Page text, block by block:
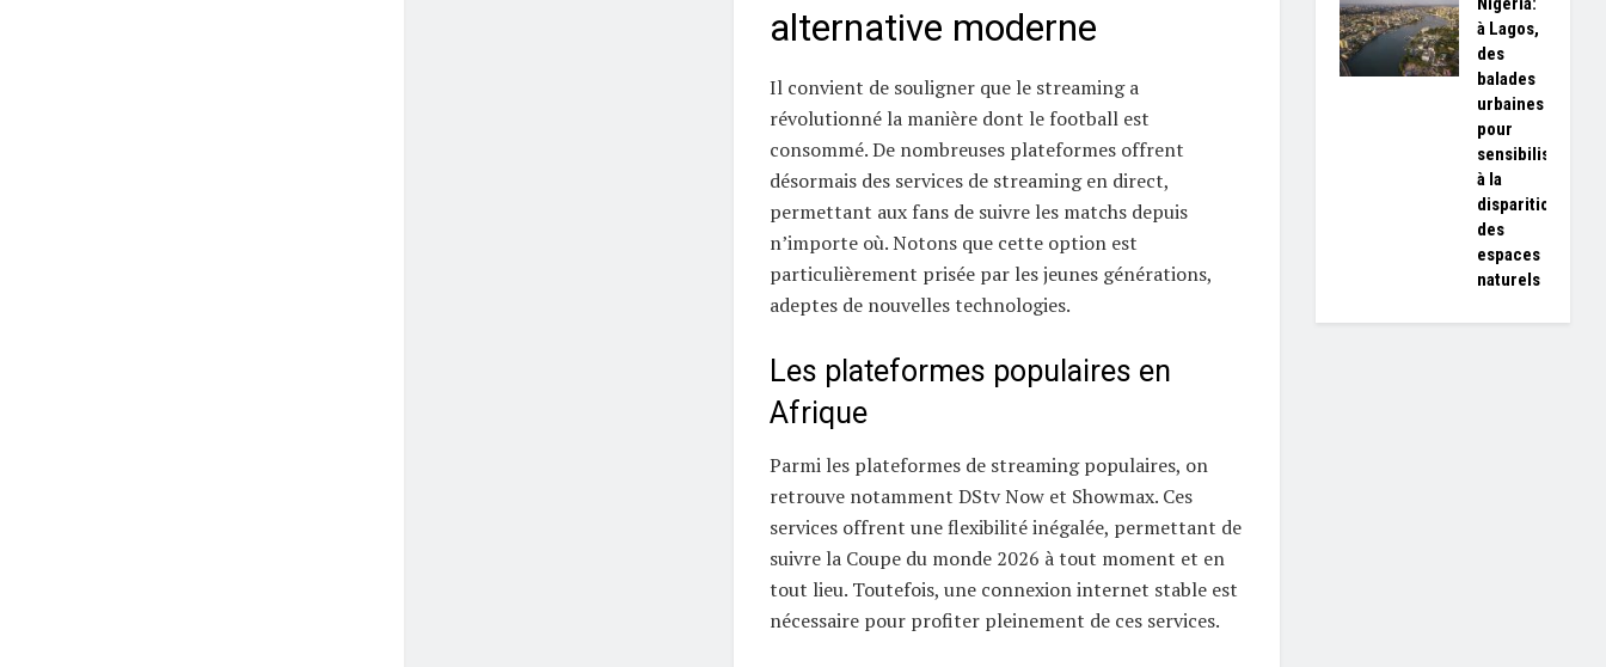
alternative moderne
Il convient de souligner que le streaming a
révolutionné la manière dont le football est
consommé. De nombreuses plateformes offrent
désormais des services de streaming en direct,
permettant aux fans de suivre les matchs depuis
n’importe où. Notons que cette option est
particulièrement prisée par les jeunes générations,
adeptes de nouvelles technologies.
Les plateformes populaires en
Afrique
Parmi les plateformes de streaming populaires, on
retrouve notamment DStv Now et Showmax. Ces
services offrent une flexibilité inégalée, permettant de
suivre la Coupe du monde 2026 à tout moment et en
tout lieu. Toutefois, une connexion internet stable est
nécessaire pour profiter pleinement de ces services.
à Lagos,
des
balades
urbaines
pour
sensibiliser
à la
disparition
des
espaces
naturels